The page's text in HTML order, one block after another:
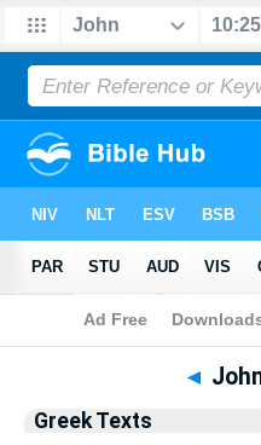
Bible >Greek
◄
Greek Texts